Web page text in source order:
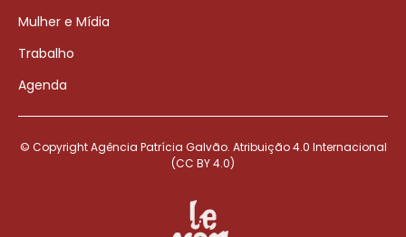
Mulher e Mídia
Trabalho
Agenda
© Copyright Agência Patrícia Galvão. Atribuição 4.0 Internacional
(CC BY 4.0)